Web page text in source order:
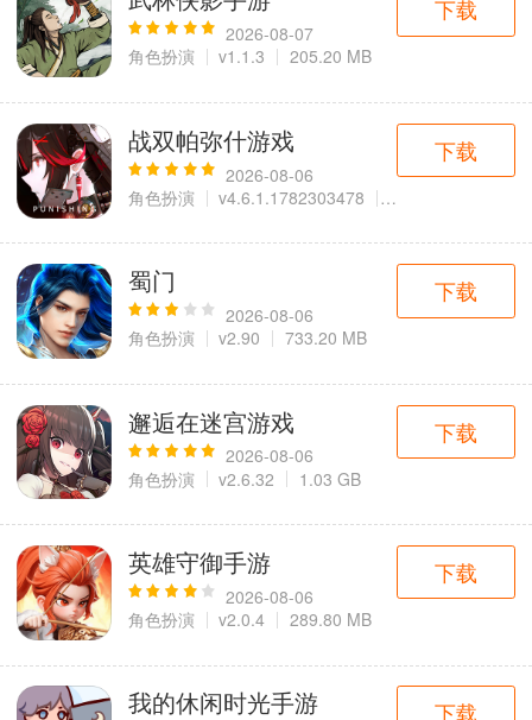
2026-08-07
角色扮演
v1.1.3 205.20 MB
下载
战双帕弥什游戏
2026-08-06
角色扮演
v4.6.1.1782303478 1.94 GB
下载
蜀门
2026-08-06
角色扮演
v2.90 733.20 MB
下载
邂逅在迷宫游戏
2026-08-06
角色扮演
v2.6.32 1.03 GB
下载
英雄守御手游
2026-08-06
角色扮演
v2.0.4 289.80 MB
下载
我的休闲时光手游 下载